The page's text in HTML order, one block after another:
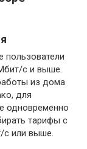
пользователи
с и выше.
из дома
для
одновременно
тарифы с
с или выше.